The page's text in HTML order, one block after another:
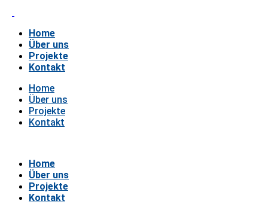
Home
Über uns
Projekte
Kontakt
Home
Über uns
Projekte
Kontakt
Home
Über uns
Projekte
Kontakt